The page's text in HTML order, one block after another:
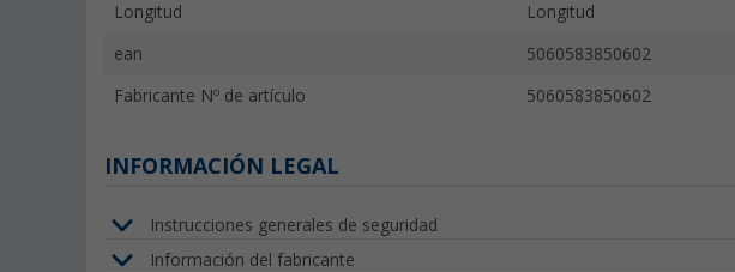
Longitud Longitud
ean 5060583850602
Fabricante Nº de artículo 5060583850602
INFORMACIÓN LEGAL
Instrucciones generales de seguridad
Información del fabricante